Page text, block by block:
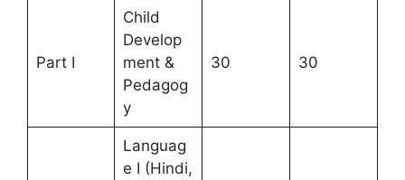
Part I
Child
Develop
ment &
Pedagog
y
30 30
Languag
e I (Hindi,